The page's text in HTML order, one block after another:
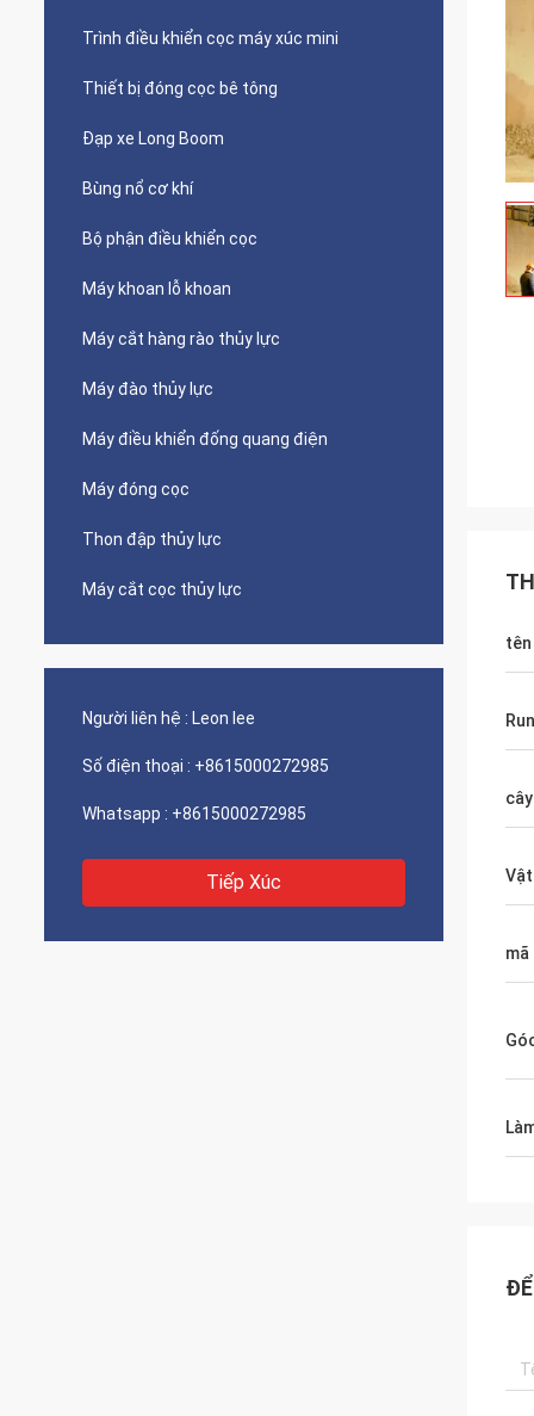
Trình điều khiển cọc máy xúc mini
Thiết bị đóng cọc bê tông
Đạp xe Long Boom
Bùng nổ cơ khí
Bộ phận điều khiển cọc
Máy khoan lỗ khoan
Máy cắt hàng rào thủy lực
Máy đào thủy lực
Máy điều khiển đống quang điện
Máy đóng cọc
Thon đập thủy lực
Máy cắt cọc thủy lực
Người liên hệ : Leon lee
Số điện thoại : +8615000272985
Whatsapp : +8615000272985
Tiếp Xúc
tên
mã